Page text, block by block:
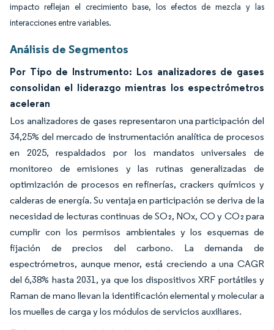
impacto reflejan el crecimiento base, los efectos de mezcla y las
interacciones entre variables.
Análisis de Segmentos
Por Tipo de Instrumento: Los analizadores de gases
consolidan el liderazgo mientras los espectrómetros
aceleran
Los analizadores de gases representaron una participación del
34,25% del mercado de instrumentación analítica de procesos
en 2025, respaldados por los mandatos universales de
monitoreo de emisiones y las rutinas generalizadas de
optimización de procesos en refinerías, crackers químicos y
calderas de energía. Su ventaja en participación se deriva de la
necesidad de lecturas continuas de SO₂, NOx, CO y CO₂ para
cumplir con los permisos ambientales y los esquemas de
fijación de precios del carbono. La demanda de
espectrómetros, aunque menor, está creciendo a una CAGR
del 6,38% hasta 2031, ya que los dispositivos XRF portátiles y
Raman de mano llevan la identificación elemental y molecular a
los muelles de carga y los módulos de servicios auxiliares.